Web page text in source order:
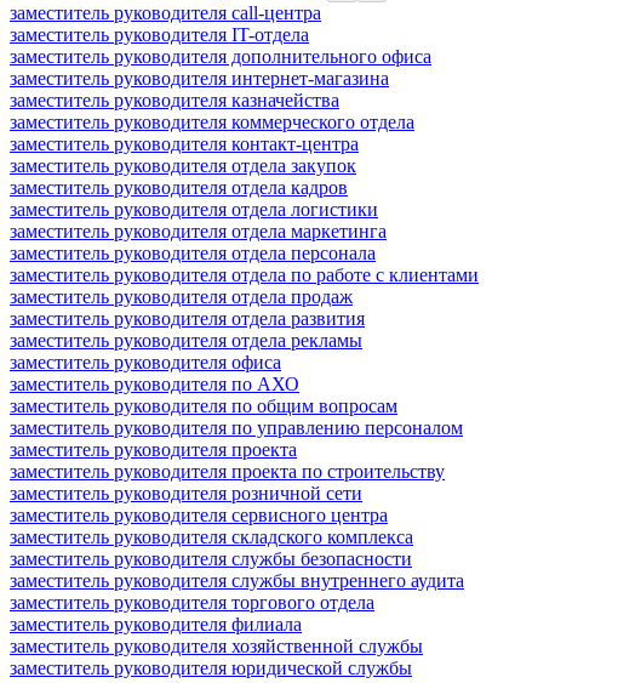
заместитель руководителя call-центра
заместитель руководителя IT-отдела
заместитель руководителя дополнительного офиса
заместитель руководителя интернет-магазина
заместитель руководителя казначейства
заместитель руководителя коммерческого отдела
заместитель руководителя контакт-центра
заместитель руководителя отдела закупок
заместитель руководителя отдела кадров
заместитель руководителя отдела логистики
заместитель руководителя отдела маркетинга
заместитель руководителя отдела персонала
заместитель руководителя отдела по работе с клиентами
заместитель руководителя отдела продаж
заместитель руководителя отдела развития
заместитель руководителя отдела рекламы
заместитель руководителя офиса
заместитель руководителя по АХО
заместитель руководителя по общим вопросам
заместитель руководителя по управлению персоналом
заместитель руководителя проекта
заместитель руководителя проекта по строительству
заместитель руководителя розничной сети
заместитель руководителя сервисного центра
заместитель руководителя складского комплекса
заместитель руководителя службы безопасности
заместитель руководителя службы внутреннего аудита
заместитель руководителя торгового отдела
заместитель руководителя филиала
заместитель руководителя хозяйственной службы
заместитель руководителя юридической службы